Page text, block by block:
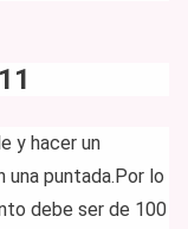
y hacer un
puntada.Por lo
debe ser de 100